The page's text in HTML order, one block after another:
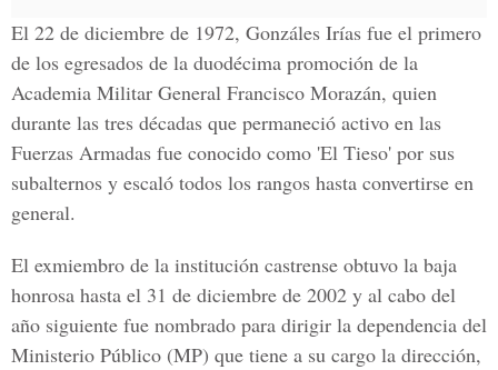
El 22 de diciembre de 1972, Gonzáles Irías fue el primero
de los egresados de la duodécima promoción de la
Academia Militar General Francisco Morazán, quien
durante las tres décadas que permaneció activo en las
Fuerzas Armadas fue conocido como 'El Tieso' por sus
subalternos y escaló todos los rangos hasta convertirse en
general.
El exmiembro de la institución castrense obtuvo la baja
honrosa hasta el 31 de diciembre de 2002 y al cabo del
año siguiente fue nombrado para dirigir la dependencia del
Ministerio Público (MP) que tiene a su cargo la dirección,